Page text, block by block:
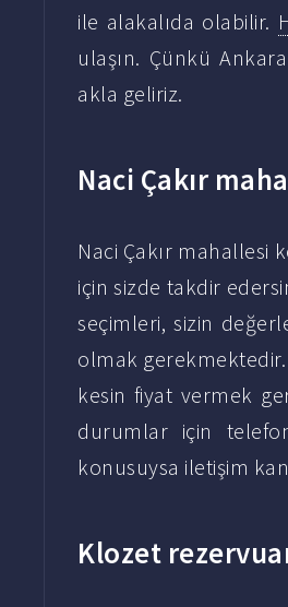
ile alakalıda olabilir.
ulaşın. Çünkü
akla geliriz.
Naci Çakır
Naci Çakır mahallesi
için sizde takdir
seçimleri, sizin
olmak gerekmektedir.
kesin fiyat vermek
durumlar için
konusuysa iletişim
Klozet